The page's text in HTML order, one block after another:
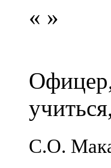
« »
С.О.